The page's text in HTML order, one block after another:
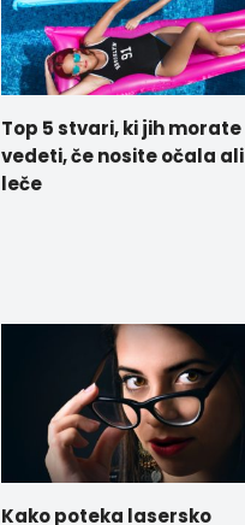
Top 5 stvari, ki jih morate
vedeti, če nosite očala ali
leče
Kako poteka lasersko